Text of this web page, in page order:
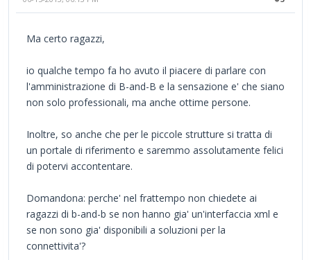
Ma certo ragazzi,
io qualche tempo fa ho avuto il piacere di parlare con
l'amministrazione di B-and-B e la sensazione e' che siano
non solo professionali, ma anche ottime persone.
Inoltre, so anche che per le piccole strutture si tratta di
un portale di riferimento e saremmo assolutamente felici
di potervi accontentare.
Domandona: perche' nel frattempo non chiedete ai
ragazzi di b-and-b se non hanno gia' un'interfaccia xml e
se non sono gia' disponibili a soluzioni per la
connettivita'?